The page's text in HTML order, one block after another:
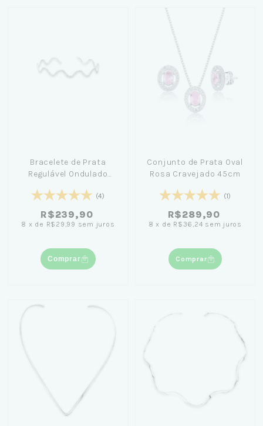
Bracelete de Prata
Regulável Ondulado
(4)
R$239,90
8 x de R$29,99 sem juros
Comprar
Conjunto de Prata Oval
Rosa Cravejado 45cm
(1)
R$289,90
8 x de R$36,24 sem juros
Comprar